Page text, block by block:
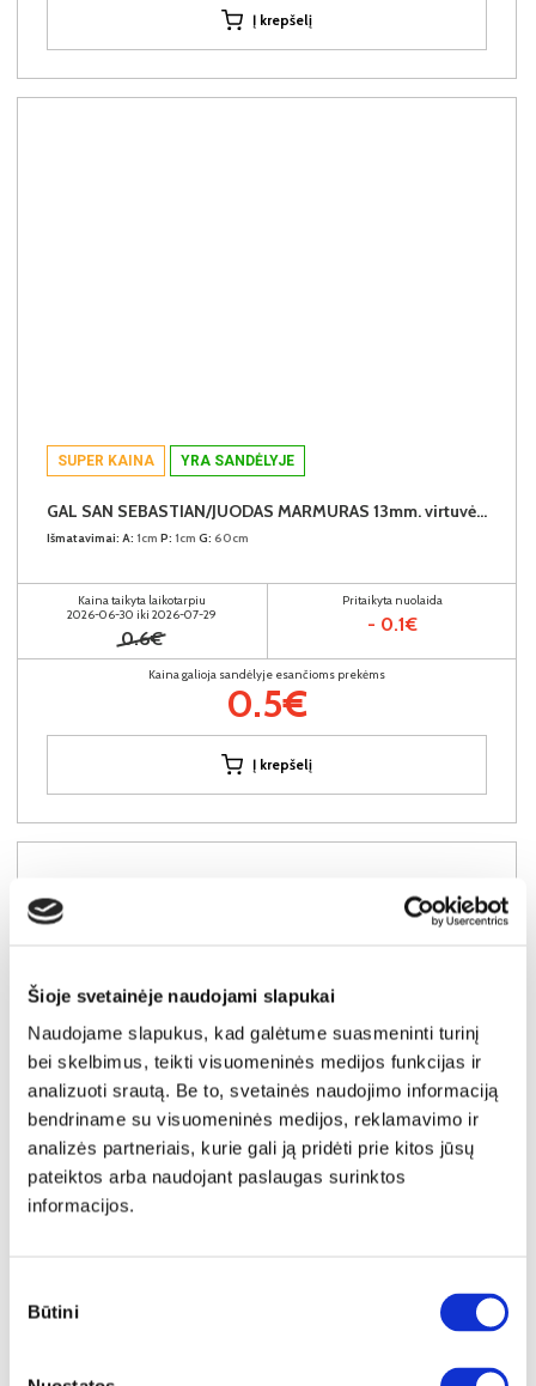
Šioje svetainėje naudojami slapukai
Naudojame slapukus, kad galėtume suasmeninti turinį
bei skelbimus, teikti visuomeninės medijos funkcijas ir
analizuoti srautą. Be to, svetainės naudojimo informaciją
bendriname su visuomeninės medijos, reklamavimo ir
analizės partneriais, kurie gali ją pridėti prie kitos jūsų
pateiktos arba naudojant paslaugas surinktos
informacijos.
pasirinkimas
Būtini
Į krepšelį
SUPER KAINA YRA SANDĖLYJE
GAL SAN SEBASTIAN/JUODAS MARMURAS 13mm. virtuvės spintelių stalviršis (1 centimetras) (Įvykdymo terminas iki 10d.d.)
Išmatavimai: A: 1cm P: 1cm G: 60cm
Kaina taikyta laikotarpiu
2026-06-30 iki 2026-07-29
0.6€
Pritaikyta nuolaida
- 0.1€
Kaina galioja sandėlyje esančioms prekėms
0.5€
Į krepšelį
YRA SANDĖLYJE